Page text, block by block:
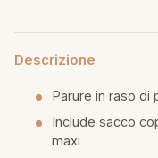
Descrizione
Parure in raso di
Include sacco
maxi